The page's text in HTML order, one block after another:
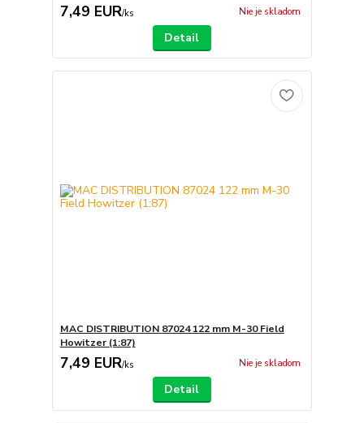
7,49 EUR/ks Nie je skladom
Detail
MAC DISTRIBUTION 87024 122 mm M-30 Field
Howitzer (1:87)
7,49 EUR/ks Nie je skladom
Detail